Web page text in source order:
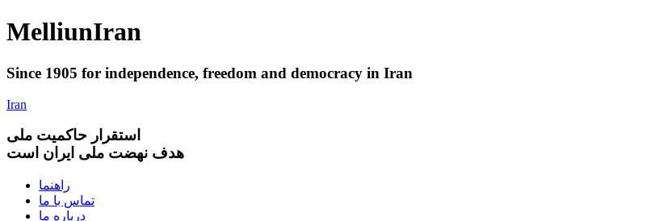
MelliunIran
Since 1905 for independence, freedom and democracy in Iran
Iran
استقرار حاکميت ملی
هدف نهضت ملی ایران است
راهنما
تماس با ما
درباره ما